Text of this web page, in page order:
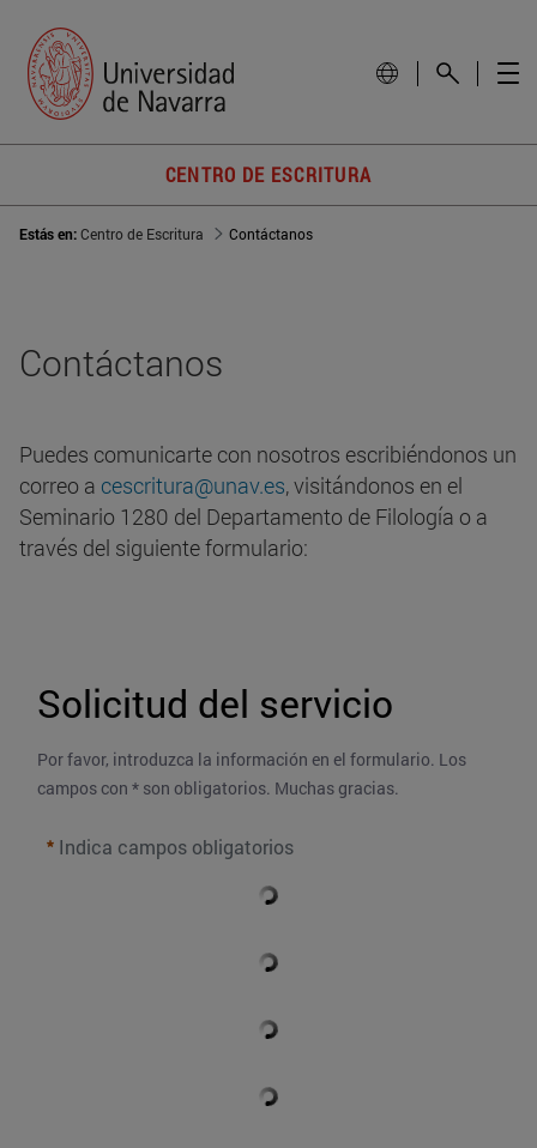
CENTRO DE ESCRITURA
Estás en:Centro de Escritura Contáctanos
Contáctanos
Puedes comunicarte con nosotros escribiéndonos un
correo a cescritura@unav.es, visitándonos en el
Seminario 1280 del Departamento de Filología o a
través del siguiente formulario:
Solicitud del servicio
Por favor, introduzca la información en el formulario. Los
campos con * son obligatorios. Muchas gracias.
Indica campos obligatorios